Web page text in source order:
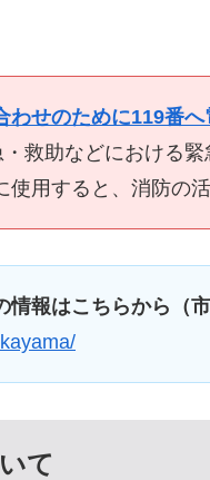
わせのために119番へ
救助などにおける緊
使用すると、消防の
情報はこちらから（市
て